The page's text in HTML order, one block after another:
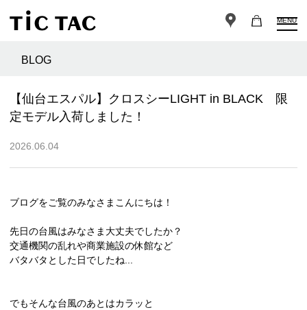
MENU
BLOG
【仙台エスパル】クロスシーLIGHT in BLACK 限
定モデル入荷しました！
2026.06.04
ブログをご覧のみなさまこんにちは！
先日の台風はみなさま大丈夫でしたか？
交通機関の乱れや商業施設の休館など
バタバタとした日でしたね...
でもそんな台風のあとはカラッと